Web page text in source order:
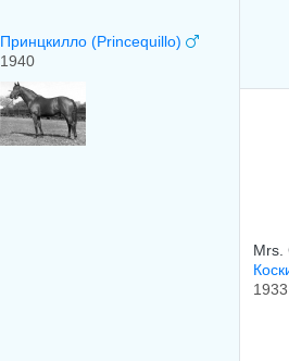
Принцкилло (Princequillo)
1940
Mrs.
1933